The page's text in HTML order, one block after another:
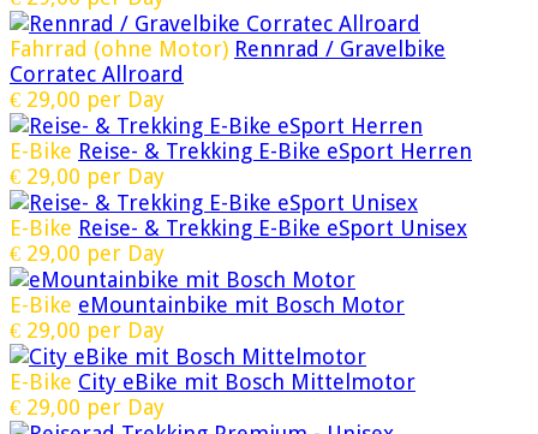
Fahrrad (ohne Motor) Rennrad / Gravelbike
Corratec Allroard
€ 29,00 per Day
E-Bike Reise- & Trekking E-Bike eSport Herren
€ 29,00 per Day
E-Bike Reise- & Trekking E-Bike eSport Unisex
€ 29,00 per Day
E-Bike eMountainbike mit Bosch Motor
€ 29,00 per Day
E-Bike City eBike mit Bosch Mittelmotor
€ 29,00 per Day